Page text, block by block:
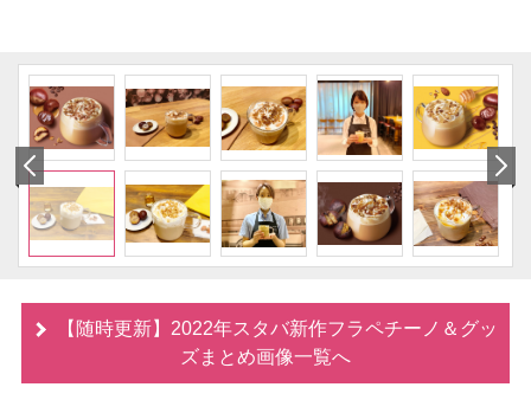
【随時更新】2022年スタバ新作フラペチーノ＆グッ
ズまとめ画像一覧へ